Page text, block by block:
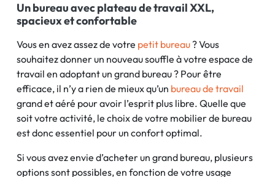
Un bureau avec plateau de travail XXL,
spacieux et confortable
Vous en avez assez de votre petit bureau? Vous
souhaitez donner un nouveau souffle à votre espace de
travail en adoptant un grand bureau ? Pour être
efficace, il n’y a rien de mieux qu’un bureau de travail
grand et aéré pour avoir l’esprit plus libre. Quelle que
soit votre activité, le choix de votre mobilier de bureau
est donc essentiel pour un confort optimal.
Si vous avez envie d’acheter un grand bureau, plusieurs
options sont possibles, en fonction de votre usage